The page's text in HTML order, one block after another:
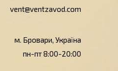
vent@ventzavod.com
м. Бровари, Україна
пн-пт 8:00-20:00